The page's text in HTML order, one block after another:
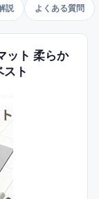
ションとサイズ
使用の安全基準
ぶ参考にしていた
説 よくある質問
ット 柔らか
ト